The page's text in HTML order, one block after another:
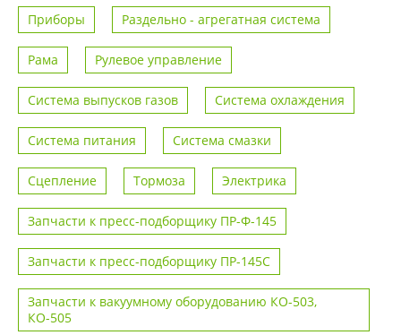
Приборы Раздельно - агрегатная система
Рама Рулевое управление
Система выпусков газов Система охлаждения
Система питания Система смазки
Сцепление Тормоза Электрика
Запчасти к пресс-подборщику ПР-Ф-145
Запчасти к пресс-подборщику ПР-145С
Запчасти к вакуумному оборудованию КО-503,
КО-505